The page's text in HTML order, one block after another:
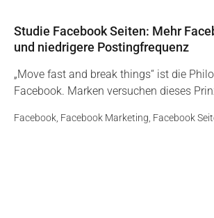
Studie Facebook Seiten: Mehr
und niedrigere Postingfrequenz
„Move fast and break things“ ist die
Facebook. Marken versuchen dieses
Facebook Facebook Marketing Facebook